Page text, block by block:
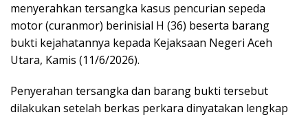
menyerahkan tersangka kasus pencurian sepeda
motor (curanmor) berinisial H (36) beserta barang
bukti kejahatannya kepada Kejaksaan Negeri Aceh
Utara, Kamis (11/6/2026).
Penyerahan tersangka dan barang bukti tersebut
dilakukan setelah berkas perkara dinyatakan lengkap